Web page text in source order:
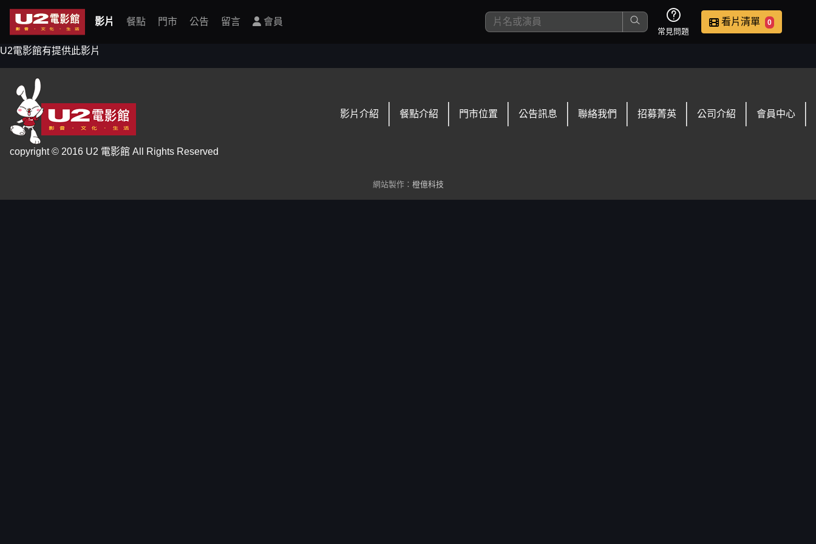
影片 餐點 門市 公告 留言 會員
常見問題
看片清單 0
U2電影館有提供此影片
copyright © 2016 U2 電影館 All Rights Reserved
影片介紹 餐點介紹 門市位置 公告訊息 聯絡我們 招募菁英 公司介紹 會員中心
網站製作： 橙億科技